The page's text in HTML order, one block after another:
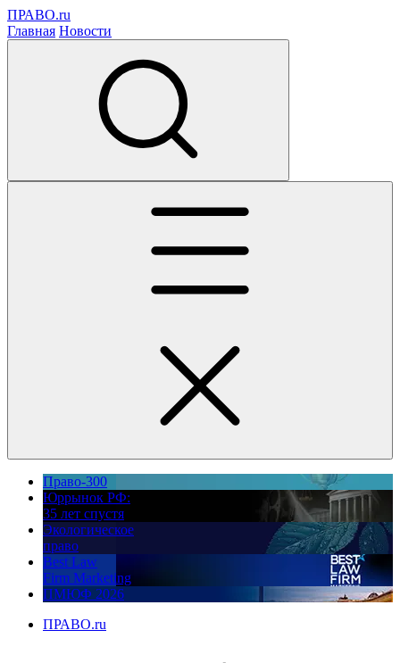
ПРАВО.ru
Главная Новости
Право-300
Юррынок РФ:
35 лет спустя
Экологическое
право
Best Law
Firm Marketing
ПМЮФ 2026
ПРАВО.ru